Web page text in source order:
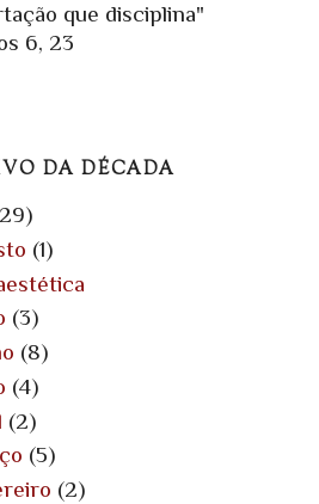
que disciplina"
6, 23
DA DÉCADA
(1)
(3)
(8)
(4)
(2)
(5)
(2)